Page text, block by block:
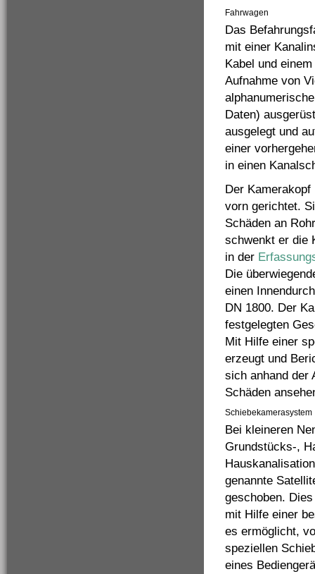
Fahrwagen
Das
mit einer
Kabel und
Aufnahme von
Daten)
ausgelegt und
einer
in einen
Der
vorn gerichtet.
Schäden an
schwenkt er die
in der
Die
einen
DN 1800. Der
festgelegten
Mit Hilfe einer
erzeugt und
sich anhand der
Schäden
Schiebekamerasystem
Bei kleineren
Grundstücks-,
genannte
geschoben.
mit Hilfe einer
es ermöglicht,
speziellen
eines